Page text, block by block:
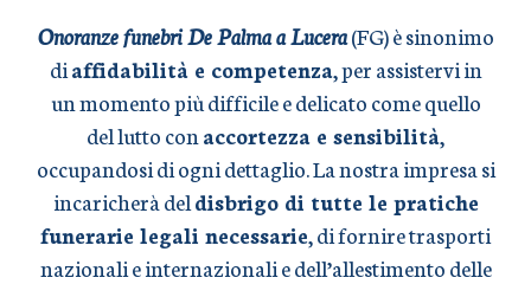
Onoranze funebri De Palma a Lucera(FG) è sinonimo
diaffidabilità e competenza, per assistervi in
un momento più difficile e delicato come quello
del lutto con accortezza e sensibilità,
occupandosi di ogni dettaglio. La nostra impresa si
incaricherà deldisbrigo di tutte le pratiche
funerarie legali necessarie, di fornire trasporti
nazionali e internazionali e dell’allestimento delle